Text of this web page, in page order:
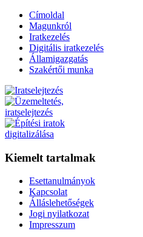
Címoldal
Magunkról
Iratkezelés
Digitális iratkezelés
Államigazgatás
Szakértői munka
Kiemelt tartalmak
Esettanulmányok
Kapcsolat
Álláslehetőségek
Jogi nyilatkozat
Impresszum